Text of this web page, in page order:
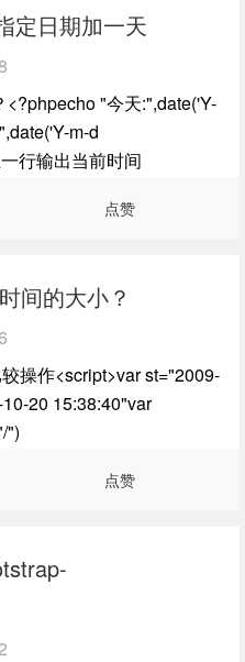
定日期加一天
"今天:",date('Y-
m-d
行输出当前时间
点赞
间的大小？
操作<script>var st="2009-
20 15:38:40"var
")
点赞